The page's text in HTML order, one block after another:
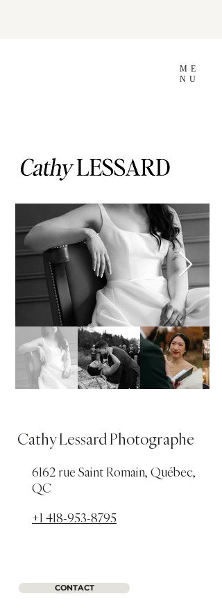
ME
NU
Cathy Lessard Photographe
6162 rue Saint Romain, Québec,
QC
+1 418-953-8795
CONTACT